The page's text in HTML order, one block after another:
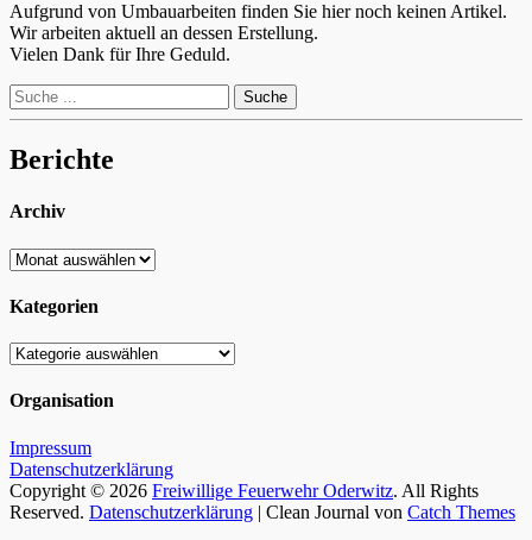
Aufgrund von Umbauarbeiten finden Sie hier noch keinen Artikel.
Wir arbeiten aktuell an dessen Erstellung.
Vielen Dank für Ihre Geduld.
Suche
nach:
Berichte
Archiv
Archiv
Kategorien
Kategorien
Organisation
Impressum
Datenschutzerklärung
Copyright © 2026 Freiwillige Feuerwehr Oderwitz. All Rights
Reserved. Datenschutzerklärung | Clean Journal von Catch Themes